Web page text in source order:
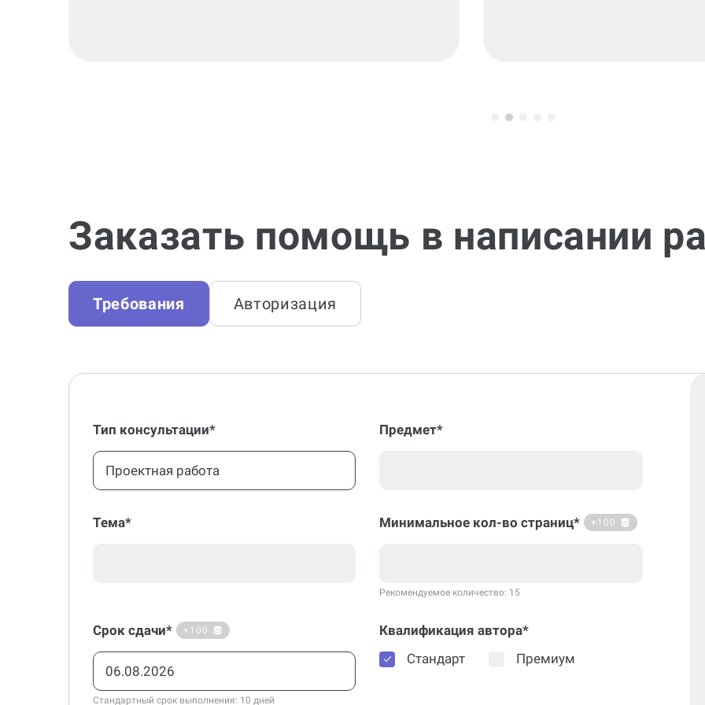
Заказать помощь в написании
Требования Авторизация
Тип консультации*
Проектная работа
Предмет*
Тема* Минимальное кол-во страниц* +100
Рекомендуемое количество: 15
Срок сдачи* +100
Стандартный срок выполнения: 10 дней
Квалификация автора*
Стандарт
Премиум